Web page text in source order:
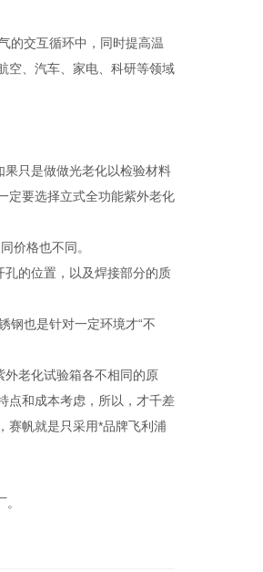
的交互循环中，同时提高温
空、汽车、家电、科研等领域
只是做做光老化以检验材料
定要选择立式全功能紫外老化
价格也不同。
的位置，以及焊接部分的质
钢也是针对一定环境才“不
老化试验箱各不相同的原
点和成本考虑，所以，才千差
赛帆就是只采用*品牌飞利浦